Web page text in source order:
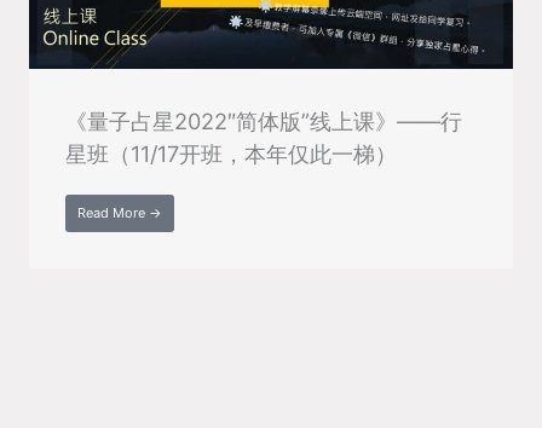
《量子占星2022″简体版”线上课》——行
星班（11/17开班，本年仅此一梯）
Read More →